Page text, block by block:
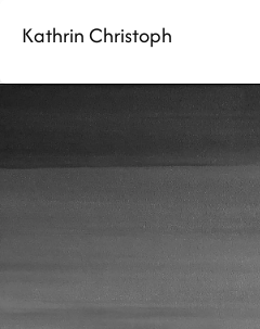
Kathrin Christoph